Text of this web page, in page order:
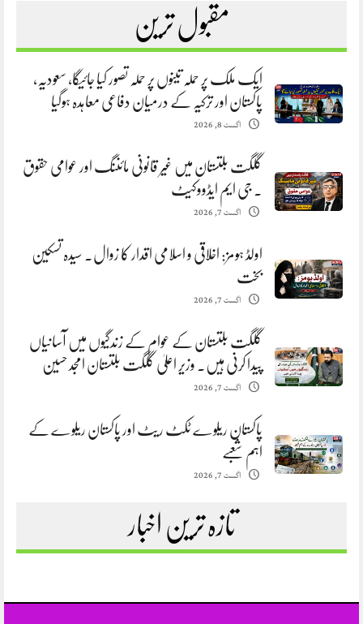
مقبول ترین
ایک ملک پر حملہ تینوں پر حملہ تصور کیا جائیگا، سعودیہ،
پاکستان اور ترکیہ کے درمیان دفاعی معاہدہ ہوگیا
اگست 8, 2026
گلگت بلتستان میں غیر قانونی مائننگ اور عوامی حقوق
. جی ایم ایڈووکیٹ
اگست 7, 2026
اولڈ ہومز: اخلاقی و اسلامی اقدار کا زوال. سیدہ تسکین
بخت
اگست 7, 2026
گلگت بلتستان کے عوام کے زندگیوں میں آسانیاں
پیدا کرنی ہیں. وزیر اعلیٰ گلگت بلتستان امجد حسین
اگست 7, 2026
پاکستان ریلوے ٹکٹ ریٹ اور پاکستان ریلوے کے
اہم شعبے
اگست 7, 2026
تازہ ترین اخبار